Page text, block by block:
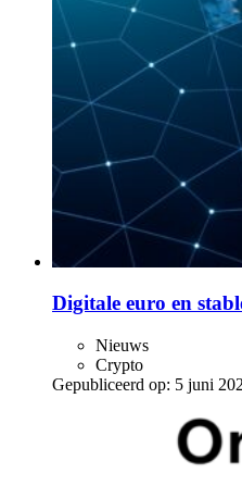
Digitale euro en
Nieuws
Crypto
Gepubliceerd op: 5 juni